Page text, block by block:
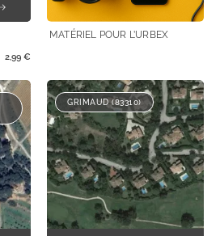
2,99 €
MATÉRIEL POUR L’URBEX
GRIMAUD (83310)